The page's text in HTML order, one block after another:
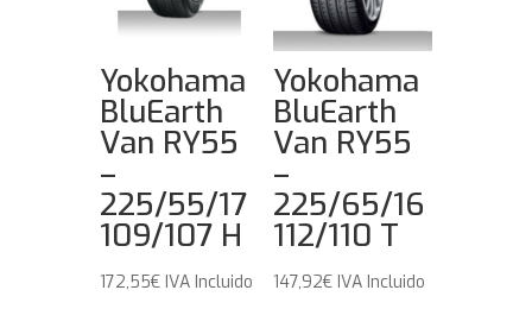
Yokohama
BluEarth
Van RY55
–
225/55/17
109/107 H
172,55€ IVA Incluido
Yokohama
BluEarth
Van RY55
–
225/65/16
112/110 T
147,92€ IVA Incluido